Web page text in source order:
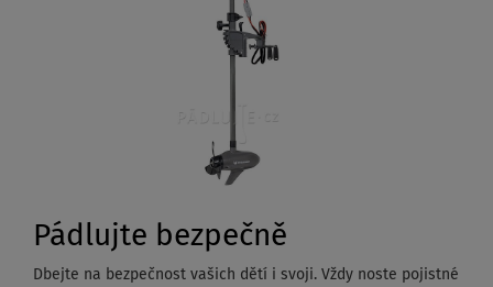
Pádlujte bezpečně
Dbejte na bezpečnost vašich dětí i svoji. Vždy noste pojistné